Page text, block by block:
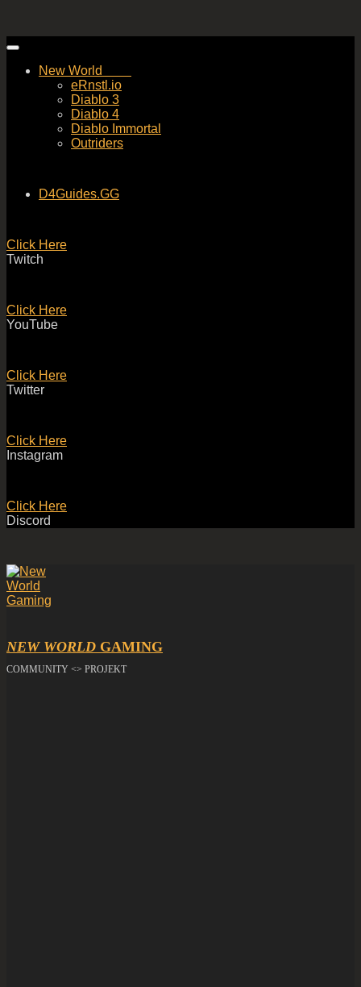
Skip
contentNew World
eRnstl.io
Diablo 3
Diablo 4
Diablo Immortal
Outriders
D4Guides.GG
Click Here
Twitch
Click Here
YouTube
Click Here
Twitter
Click Here
Instagram
Click Here
Discord
NEW WORLD GAMING
COMMUNITY <> PROJEKT